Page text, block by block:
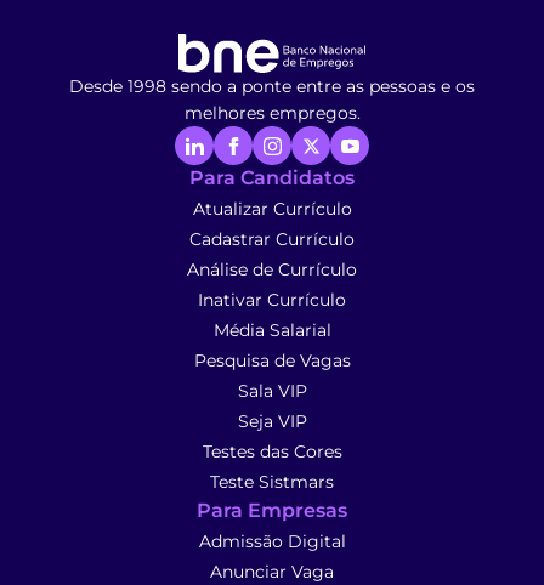
Desde 1998 sendo a ponte entre as pessoas e os
melhores empregos.
Para Candidatos
Atualizar Currículo
Cadastrar Currículo
Análise de Currículo
Inativar Currículo
Média Salarial
Pesquisa de Vagas
Sala VIP
Seja VIP
Testes das Cores
Teste Sistmars
Para Empresas
Admissão Digital
Anunciar Vaga